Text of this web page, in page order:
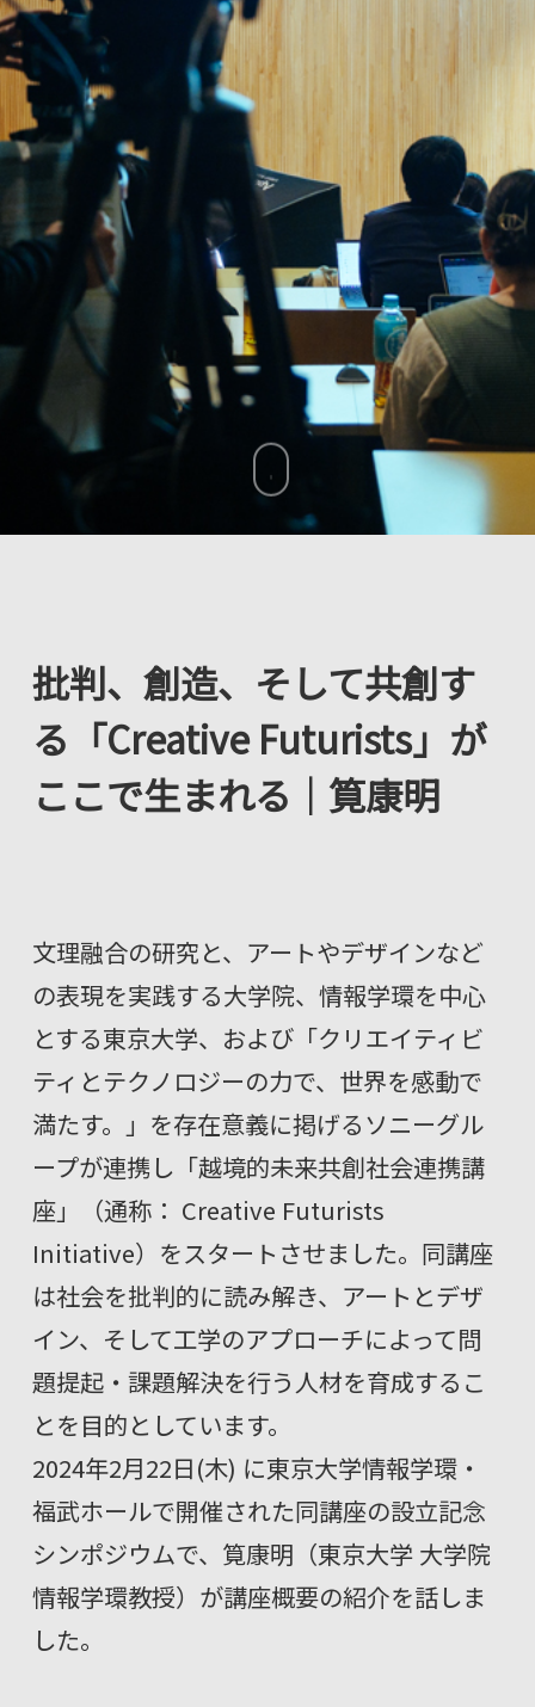
批判、創造、そして共創す
る「Creative Futurists」が
ここで生まれる｜筧康明
文理融合の研究と、アートやデザインなど
の表現を実践する大学院、情報学環を中心
とする東京大学、および「クリエイティビ
ティとテクノロジーの力で、世界を感動で
満たす。」を存在意義に掲げるソニーグル
ープが連携し「越境的未来共創社会連携講
座」（通称： Creative Futurists
Initiative）をスタートさせました。同講座
は社会を批判的に読み解き、アートとデザ
イン、そして工学のアプローチによって問
題提起・課題解決を行う人材を育成するこ
とを目的としています。
2024年2月22日(木) に東京大学情報学環・
福武ホールで開催された同講座の設立記念
シンポジウムで、 筧康明（東京大学 大学院
情報学環教授）が講座概要の紹介を話しま
した。